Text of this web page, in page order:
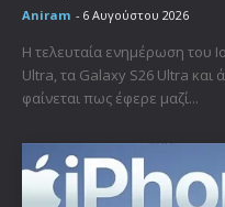
Aniram - 6 Αυγούστου 2026
Η τελευταία ενημέρωση του
Ultra, τα Galaxy S26 Ultra και
φαίνεται πως έφερε μαζί...